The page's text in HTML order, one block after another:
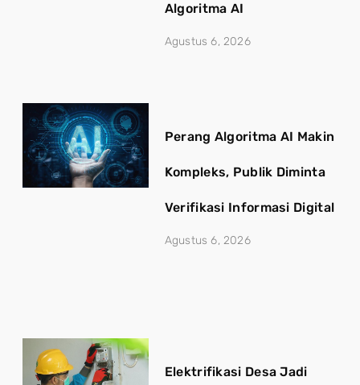
Algoritma AI
Agustus 6, 2026
Perang Algoritma AI Makin
Kompleks, Publik Diminta
Verifikasi Informasi Digital
Agustus 6, 2026
Elektrifikasi Desa Jadi